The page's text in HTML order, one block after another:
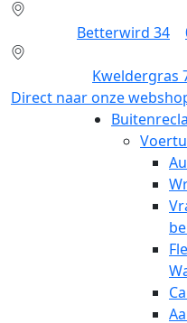
Betterwird 34
Kweldergras
Direct naar onze